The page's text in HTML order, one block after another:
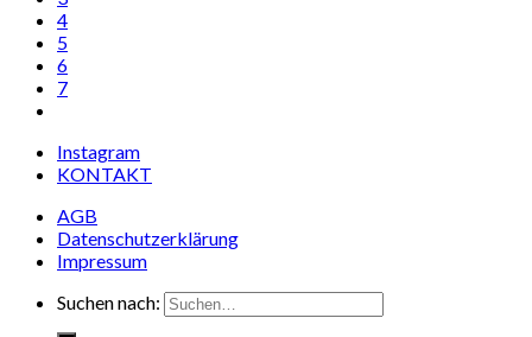
4
5
6
7
Instagram
KONTAKT
AGB
Datenschutzerklärung
Impressum
Suchen nach: